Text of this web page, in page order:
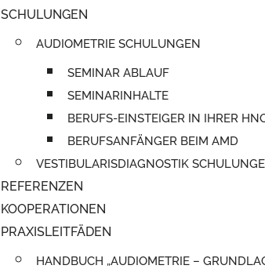
SCHULUNGEN
AUDIOMETRIE SCHULUNGEN
SEMINAR ABLAUF
SEMINARINHALTE
BERUFS-EINSTEIGER IN IHRER
BERUFSANFÄNGER BEIM AMD
VESTIBULARISDIAGNOSTIK
REFERENZEN
KOOPERATIONEN
PRAXISLEITFÄDEN
HANDBUCH „AUDIOMETRIE –